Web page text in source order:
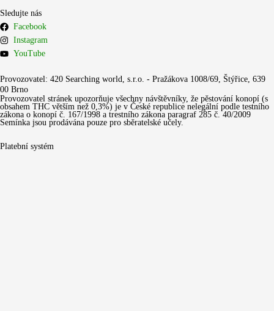
Sledujte nás
Facebook
Instagram
YouTube
Provozovatel: 420 Searching world, s.r.o. - Pražákova 1008/69, Štýřice, 639
00 Brno
Provozovatel stránek upozorňuje všechny návštěvníky, že pěstování konopí (s
obsahem THC větším než 0,3%) je v České republice nelegální podle testního
zákona o konopí č. 167/1998 a trestního zákona paragraf 285 č. 40/2009
Semínka jsou prodávána pouze pro sběratelské učely.
Platební systém